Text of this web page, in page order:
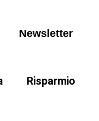
Newsletter
Risparmio